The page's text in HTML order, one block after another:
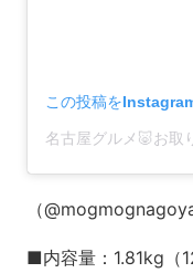
この投稿を
（
■内容量：1.81kg（